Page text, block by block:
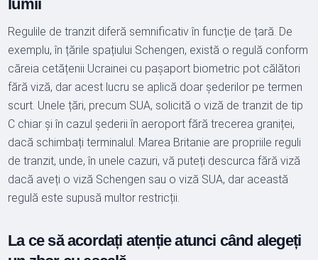
lumii
Regulile de tranzit diferă semnificativ în funcție de țară. De
exemplu, în țările spațiului Schengen, există o regulă conform
căreia cetățenii Ucrainei cu pașaport biometric pot călători
fără viză, dar acest lucru se aplică doar șederilor pe termen
scurt. Unele țări, precum SUA, solicită o viză de tranzit de tip
C chiar și în cazul șederii în aeroport fără trecerea graniței,
dacă schimbați terminalul. Marea Britanie are propriile reguli
de tranzit, unde, în unele cazuri, vă puteți descurca fără viză
dacă aveți o viză Schengen sau o viză SUA, dar această
regulă este supusă multor restricții.
La ce să acordați atenție atunci când alegeți